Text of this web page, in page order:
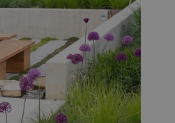
vzorkování dat definovaného limitem
53
Tento soubor cookie je přidružen k
Správce značek Google k načtení
stránku. Pokud je použit, lze jej
nutný, protože bez něj jiné skripty
správně. Konec názvu je jedinečné
identifikátorem přidruženého účtu
rok
Tento soubor cookie se používá k
uživatele